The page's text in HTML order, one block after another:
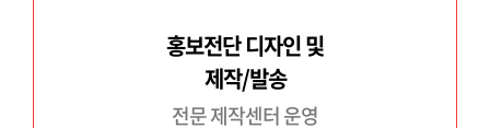
홍보전단 디자인 및
제작/발송
전문 제작센터 운영